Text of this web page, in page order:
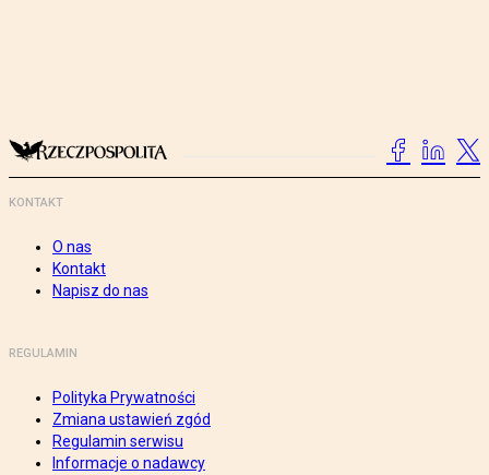
KONTAKT
O nas
Kontakt
Napisz do nas
REGULAMIN
Polityka Prywatności
Zmiana ustawień zgód
Regulamin serwisu
Informacje o nadawcy